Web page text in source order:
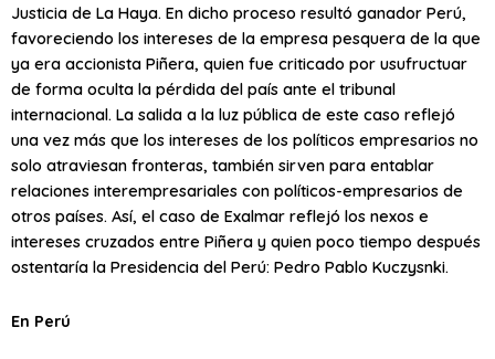
Justicia de La Haya. En dicho proceso resultó ganador Perú,
favoreciendo los intereses de la empresa pesquera de la que
ya era accionista Piñera, quien fue criticado por usufructuar
de forma oculta la pérdida del país ante el tribunal
internacional. La salida a la luz pública de este caso reflejó
una vez más que los intereses de los políticos empresarios no
solo atraviesan fronteras, también sirven para entablar
relaciones interempresariales con políticos-empresarios de
otros países. Así, el caso de Exalmar reflejó los nexos e
intereses cruzados entre Piñera y quien poco tiempo después
ostentaría la Presidencia del Perú: Pedro Pablo Kuczysnki.
En Perú